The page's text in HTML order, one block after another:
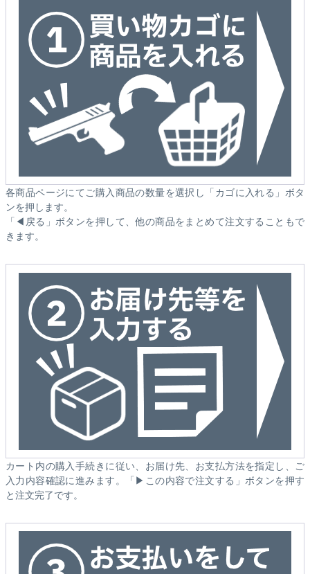
各商品ページにてご購入商品の数量を選択し「カゴに入れる」ボタ
ンを押します。
「◀戻る」ボタンを押して、他の商品をまとめて注文することもで
きます。
カート内の購入手続きに従い、お届け先、お支払方法を指定し、ご
入力内容確認に進みます。「▶この内容で注文する」ボタンを押す
と注文完了です。